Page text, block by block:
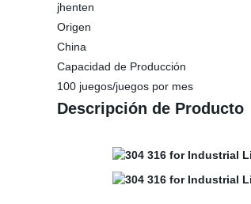
jhenten
Origen
China
Capacidad de Producción
100 juegos/juegos por mes
Descripción de Producto